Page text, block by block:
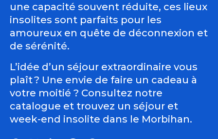
une capacité souvent réduite, ces lieux
insolites sont parfaits pour les
amoureux en quête de déconnexion et
de sérénité.
L’idée d’un séjour extraordinaire vous
plaît ? Une envie de faire un cadeau à
votre moitié ? Consultez notre
catalogue et trouvez un séjour et
week-end insolite dans le Morbihan.